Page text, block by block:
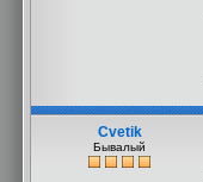
Cvetik
Бывалый